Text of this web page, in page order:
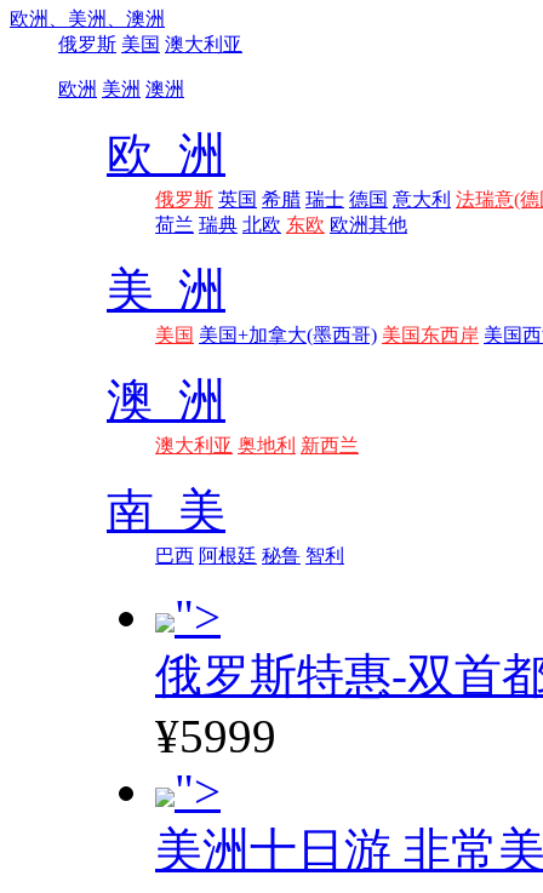
欧洲、 美洲、 澳洲
俄罗斯 美国 澳大利亚
欧洲 美洲 澳洲
欧 洲
俄罗斯 英国 希腊 瑞士 德国 意大利 法瑞意(德
荷兰 瑞典 北欧 东欧 欧洲其他
美 洲
美国 美国+加拿大(墨西哥) 美国东西岸 美国
澳 洲
澳大利亚 奥地利 新西兰
南 美
巴西 阿根廷 秘鲁 智利
">
俄罗斯特惠-双首
¥5999
">
美洲十日游 非常